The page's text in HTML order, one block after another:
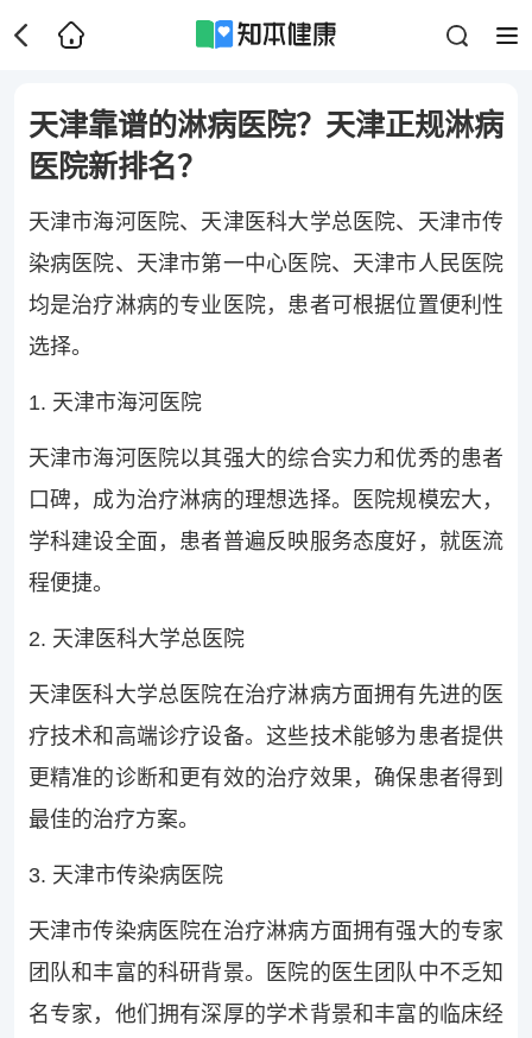
天津靠谱的淋病医院？天津正规淋病
医院新排名？
天津市海河医院、天津医科大学总医院、天津市传
染病医院、天津市第一中心医院、天津市人民医院
均是治疗淋病的专业医院，患者可根据位置便利性
选择。
1. 天津市海河医院
天津市海河医院以其强大的综合实力和优秀的患者
口碑，成为治疗淋病的理想选择。医院规模宏大，
学科建设全面，患者普遍反映服务态度好，就医流
程便捷。
2. 天津医科大学总医院
天津医科大学总医院在治疗淋病方面拥有先进的医
疗技术和高端诊疗设备。这些技术能够为患者提供
更精准的诊断和更有效的治疗效果，确保患者得到
最佳的治疗方案。
3. 天津市传染病医院
天津市传染病医院在治疗淋病方面拥有强大的专家
团队和丰富的科研背景。医院的医生团队中不乏知
名专家，他们拥有深厚的学术背景和丰富的临床经